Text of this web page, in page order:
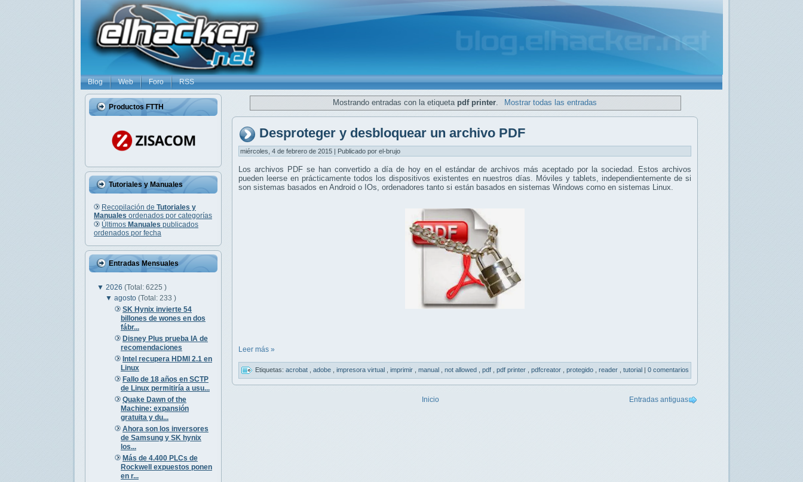
Blog Web Foro RSS
Productos FTTH
Tutoriales y Manuales
Recopilación de Tutoriales y
Manuales ordenados por categorías
Últimos Manuales publicados
ordenados por fecha
Entradas Mensuales
▼ 2026 (Total: 6225 )
▼agosto(Total: 233 )
SK Hynix invierte 54
billones de wones en dos
fábr...
Disney Plus prueba IA de
recomendaciones
Intel recupera HDMI 2.1 en
Linux
Fallo de 18 años en SCTP
de Linux permitiría a usu...
Quake Dawn of the
Machine: expansión
gratuita y du...
Ahora son los inversores
de Samsung y SK hynix
los...
Más de 4.400 PLCs de
Rockwell expuestos ponen
en r...
Mostrando entradas con la etiqueta pdf printer Mostrar todas las entradas
Desproteger y desbloquear un archivo PDF
miércoles, 4 de febrero de 2015 | Publicado por el-brujo
Los archivos PDF se han convertido a día de hoy en el estándar de archivos más aceptado por la sociedad. Estos archivos
pueden leerse en prácticamente todos los dispositivos existentes en nuestros días. Móviles y tablets, independientemente de si
son sistemas basados en Android o IOs, ordenadores tanto si están basados en sistemas Windows como en sistemas Linux.
Leer más »
Etiquetas: acrobat adobe impresora virtual imprimir manual not allowed pdf pdf printer pdfcreator protegido reader tutorial | 0 comentarios
Entradas antiguas
Inicio